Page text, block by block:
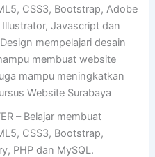
CSS3, Bootstrap, Adobe
Javascript dan
mempelajari desain
membuat website
mampu meningkatkan
Website Surabaya
– Belajar membuat
CSS3, Bootstrap,
PHP dan MySQL.